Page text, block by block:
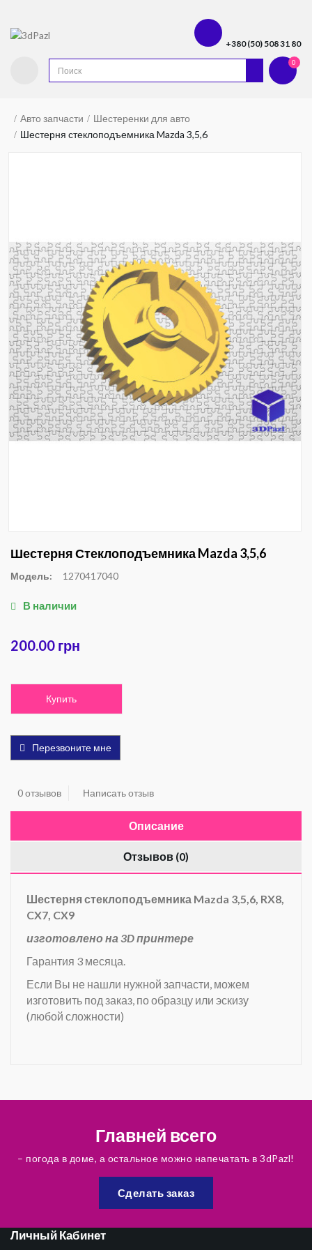
+380 (50) 508 31 80
0
Авто запчасти
Шестеренки для авто
Шестерня стеклоподъемника Mazda 3,5,6
Шестерня Стеклоподъемника Mazda 3,5,6
Модель: 1270417040
В наличии
200.00 грн
Купить
Перезвоните мне
0 отзывов Написать отзыв
Описание
Отзывов (0)
Шестерня стеклоподъемника Mazda 3,5,6, RX8,
CX7, CX9
изготовлено на 3D принтере
Гарантия 3 месяца.
Если Вы не нашли нужной запчасти, можем
изготовить под заказ, по образцу или эскизу
(любой сложности)
Главней всего
– погода в доме, а остальное можно напечатать в 3dPazl!
Сделать заказ
Личный Кабинет